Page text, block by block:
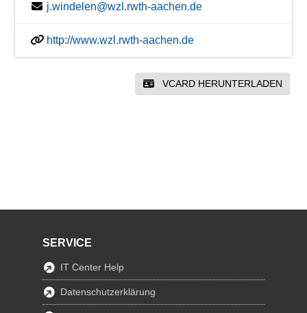
j.windelen@wzl.rwth-aachen.de
http://www.wzl.rwth-aachen.de
VCARD HERUNTERLADEN
SERVICE
IT Center Help
Datenschutzerklärung